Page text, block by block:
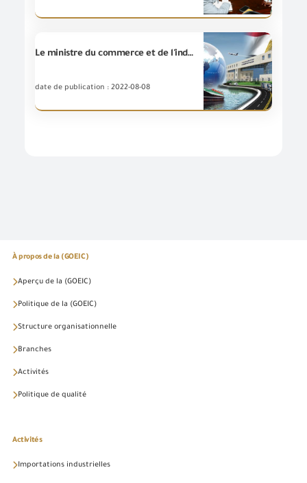
Le ministre du commerce et de l'industrie examine le dernier rapport sur les indicateurs de performance de G.O.E.I.C au cours du premier semestre de cette année
date de publication : 2022-08-08
À propos de la (GOEIC)
Aperçu de la (GOEIC)
Politique de la (GOEIC)
Structure organisationnelle
Branches
Activités
Politique de qualité
Activités
Importations industrielles